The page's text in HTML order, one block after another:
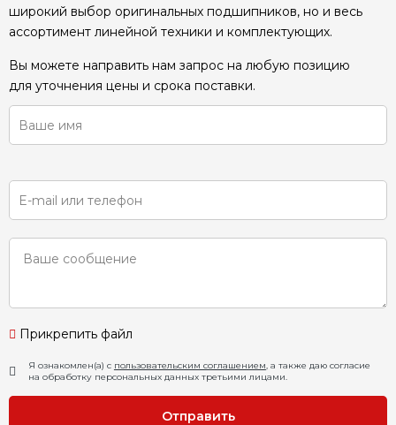
широкий выбор оригинальных подшипников, но и весь
ассортимент линейной техники и комплектующих.
Вы можете направить нам запрос на любую позицию
для уточнения цены и срока поставки.
Прикрепить файл
Я ознакомлен(а) с пользовательским соглашением, а также даю согласие
на обработку персональных данных третьими лицами.
Отправить